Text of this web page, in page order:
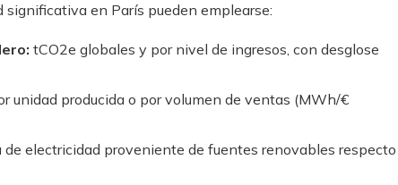
en París pueden emplearse:
tCO2e globales y por nivel de ingresos, con desglose
unidad producida o por volumen de ventas (MWh/€
de electricidad proveniente de fuentes renovables respecto